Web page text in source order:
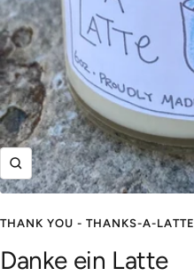
Zoom
THANK YOU - THANKS-A-LATTE
Danke ein Latte